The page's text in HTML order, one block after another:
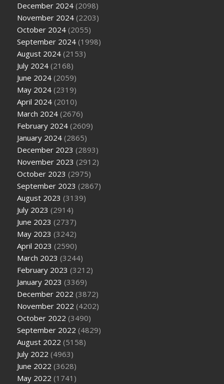
December 2024 (2098)
November 2024 (2203)
October 2024 (2055)
September 2024 (1998)
August 2024 (2153)
July 2024 (2168)
June 2024 (2059)
May 2024 (2319)
April 2024 (2010)
March 2024 (2676)
February 2024 (2609)
January 2024 (2865)
December 2023 (2893)
November 2023 (2912)
October 2023 (2975)
September 2023 (2867)
August 2023 (3139)
July 2023 (2914)
June 2023 (2737)
May 2023 (3242)
April 2023 (2590)
March 2023 (3244)
February 2023 (3212)
January 2023 (3369)
December 2022 (3872)
November 2022 (4202)
October 2022 (3490)
September 2022 (4829)
August 2022 (5158)
July 2022 (4963)
June 2022 (3628)
May 2022 (1741)